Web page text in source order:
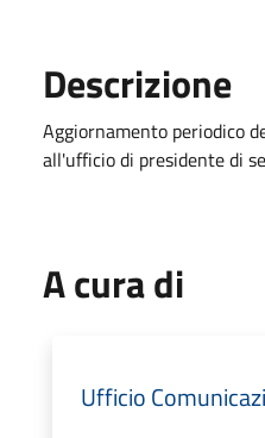
Descrizione
Aggiornamento periodico
all'ufficio di presidente di
A cura di
Ufficio